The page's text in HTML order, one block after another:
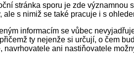
stránka sporu je zde
s nimiž se také pracuje i s
informacím se vůbec
ty nejenže si určují, o čem
ani nastiňovatele